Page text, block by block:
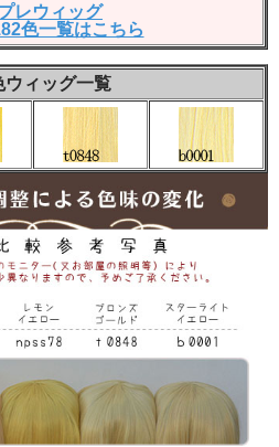
レウィッグ
色一覧はこちら
ウィッグ一覧